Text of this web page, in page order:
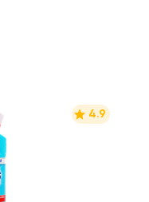
4.9